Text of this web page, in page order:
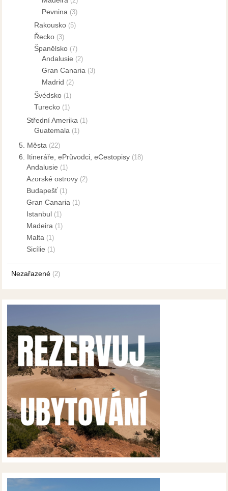
Pevnina (3)
Rakousko (5)
Řecko (3)
Španělsko (7)
Andalusie (2)
Gran Canaria (3)
Madrid (2)
Švédsko (1)
Turecko (1)
Střední Amerika (1)
Guatemala (1)
5. Města (22)
6. Itineráře, ePrůvodci, eCestopisy (18)
Andalusie (1)
Azorské ostrovy (2)
Budapešť(1)
Gran Canaria (1)
Istanbul (1)
Madeira (1)
Malta (1)
Sicílie (1)
Nezařazené (2)